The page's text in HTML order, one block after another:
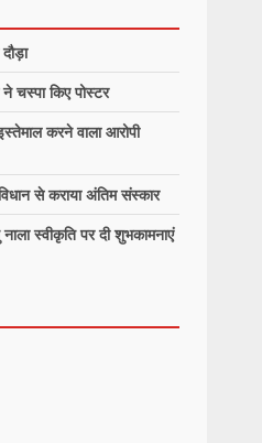
चस्पा किए पोस्टर
करने वाला आरोपी
से कराया अंतिम संस्कार
नाला स्वीकृति पर दी शुभकामनाएं